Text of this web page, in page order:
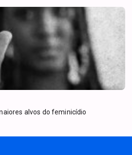
alvos do feminicídio